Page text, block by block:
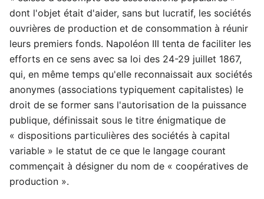
dont l'objet était d'aider, sans but lucratif, les sociétés
ouvrières de production et de consommation à réunir
leurs premiers fonds. Napoléon III tenta de faciliter les
efforts en ce sens avec sa loi des 24-29 juillet 1867,
qui, en même temps qu'elle reconnaissait aux sociétés
anonymes (associations typiquement capitalistes) le
droit de se former sans l'autorisation de la puissance
publique, définissait sous le titre énigmatique de
« dispositions particulières des sociétés à capital
variable » le statut de ce que le langage courant
commençait à désigner du nom de « coopératives de
production ».